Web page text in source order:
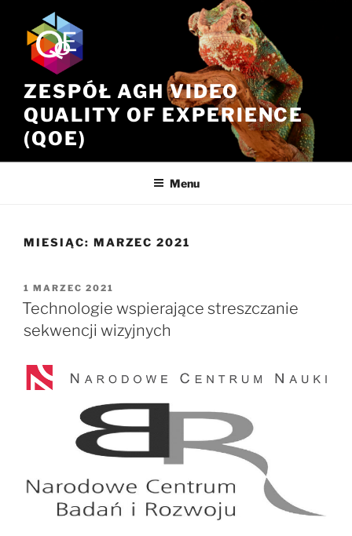
Przeskocz
treści
ZESPÓŁ AGH VIDEO
QUALITY OF EXPERIENCE
(QOE)
Menu
MIESIĄC: MARZEC 2021
OPUBLIKOWANE
W
1 MARZEC 2021
Technologie wspierające streszczanie
sekwencji wizyjnych